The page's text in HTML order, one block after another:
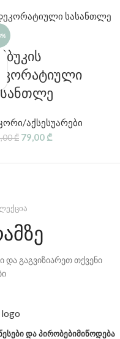
აქსესუარები
₾ 79,00 ₾
და გაგვიზიარეთ თქვენი
ᲓᲐ ᲞᲘᲠᲝᲑᲔᲑᲘᲛᲘᲬᲝᲓᲔᲑᲐ